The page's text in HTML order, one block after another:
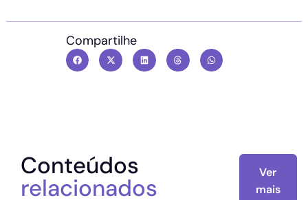
Compartilhe
Conteúdos
relacionados
Ver
mais